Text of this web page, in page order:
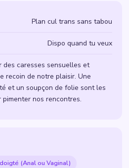
Plan cul trans sans tabou
Dispo quand tu veux
des caresses sensuelles et
recoin de notre plaisir. Une
et un soupçon de folie sont les
pimenter nos rencontres.
(Anal ou Vaginal)